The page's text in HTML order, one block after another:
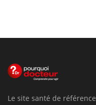
Le site santé de